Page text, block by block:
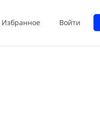
Избранное Войти